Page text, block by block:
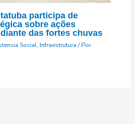
participa de
sobre ações
das fortes chuvas
Social, Infraestrutura/ Por